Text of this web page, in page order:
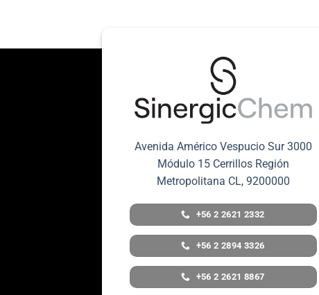
Avenida Américo Vespucio Sur 3000
Módulo 15 Cerrillos Región
Metropolitana CL, 9200000
+56 2 2621 2332
+56 2 2894 3326
+56 2 2621 8867